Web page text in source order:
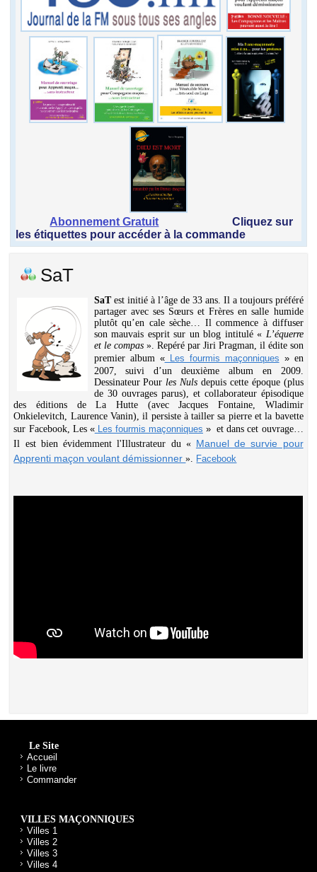
Abonnement Gratuit
Cliquez sur
les étiquettes pour accéder à la commande
SaT
SaTest initié à l’âge de 33 ans. Il a toujours préféré
partager avec ses Sœurs et Frères en salle humide
plutôt qu’en cale sèche… Il commence à diffuser
son mauvais esprit sur un blog intitulé « L’équerre
et le compas». Repéré par Jiri Pragman, il édite son
premier album «Les fourmis maçonniques »en
2007, suivi d’un deuxième album en 2009.
Dessinateur Pourles Nuls depuis cette époque (plus
de 30 ouvrages parus), et collaborateur épisodique
des éditions de La Hutte (avec Jacques Fontaine, Wladimir
Onkielevitch, Laurence Vanin), il persiste à tailler sa pierre et la bavette
sur Facebook, Les «Les fourmis maçonniques » et dans cet ouvrage…
Il est bien évidemment l'Illustrateur du « Manuel de survie pour
Apprenti maçon voulant démissionner». Facebook
Le Site
Accueil
Le livre
Commander
VILLES MAÇONNIQUES
Villes 1
Villes 2
Villes 3
Villes 4